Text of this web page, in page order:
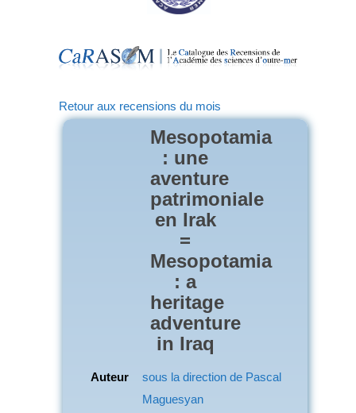
Retour aux recensions du mois
Mesopotamia
: une
aventure
patrimoniale
en Irak
=
Mesopotamia
: a
heritage
adventure
in Iraq
Auteur
sous la direction de Pascal
Maguesyan